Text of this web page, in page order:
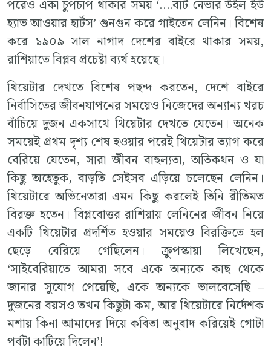
পরেও একা চুপচাপ থাকার সময় ‘….বাট নেভার উইল ইউ
হ্যাভ আওয়ার হার্টস’ গুনগুন করে গাইতেন লেনিন। বিশেষ
করে ১৯০৯ সাল নাগাদ দেশের বাইরে থাকার সময়,
রাশিয়াতে বিপ্লব প্রচেষ্টা ব্যর্থ হয়েছে।
থিয়েটার দেখতে বিশেষ পছন্দ করতেন, দেশে বাইরে
নির্বাসিতের জীবনযাপনের সময়েও নিজেদের অন্যান্য খরচ
বাঁচিয়ে দুজন একসাথে থিয়েটার দেখতে যেতেন। অনেক
সময়েই প্রথম দৃশ্য শেষ হওয়ার পরেই থিয়েটার ত্যাগ করে
বেরিয়ে যেতেন, সারা জীবন বাহুল্যতা, অতিকথন ও যা
কিছু অহেতুক, বাড়তি সেইসব এড়িয়ে চলেছেন লেনিন।
থিয়েটারে অভিনেতারা এমন কিছু করলেই তিনি রীতিমত
বিরক্ত হতেন। বিপ্লবোত্তর রাশিয়ায় লেনিনের জীবন নিয়ে
একটি থিয়েটার প্রদর্শিত হওয়ার সময়েও বিরক্তিতে হল
ছেড়ে বেরিয়ে গেছিলেন। ক্রুপস্কায়া লিখেছেন,
‘সাইবেরিয়াতে আমরা সবে একে অন্যকে কাছ থেকে
জানার সুযোগ পেয়েছি, একে অন্যকে ভালবেসেছি –
দুজনের বয়সও তখন কিছুটা কম, আর থিয়েটারে নির্দেশক
মশায় কিনা আমাদের দিয়ে কবিতা অনুবাদ করিয়েই গোটা
পর্বটা কাটিয়ে দিলেন’!